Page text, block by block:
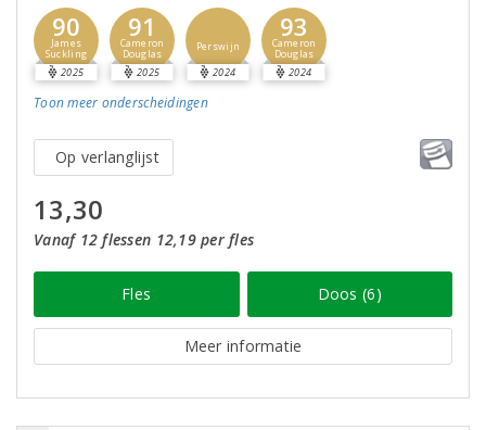
90
James
Suckling
2025
91
Cameron
Douglas
2025
Perswijn
2024
93
Cameron
Douglas
2024
Toon meer onderscheidingen
Op verlanglijst
13,30
Vanaf 12 flessen 12,19 per fles
Fles Doos (6)
Meer informatie